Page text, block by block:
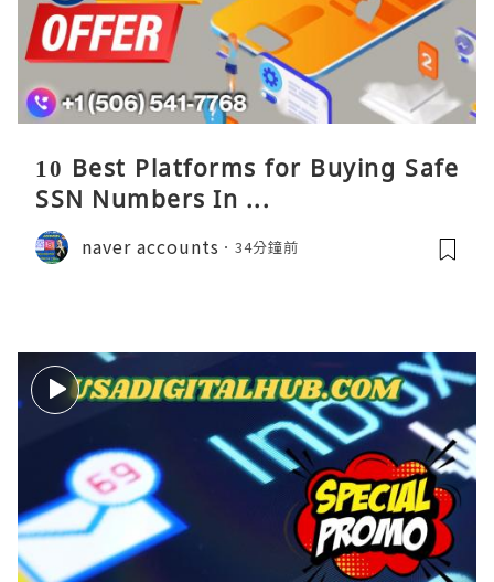
10 Best Platforms for Buying Safe
SSN Numbers In ...
naver accounts 34分鐘前